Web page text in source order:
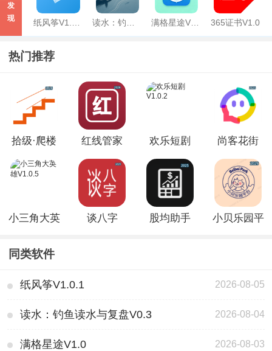
发
现
纸风筝V1.0.1 读水：钓鱼读水与复盘V0.3 满格星途V1.0 365证书V1.0
热门推荐
拾级·爬楼
红线管家
欢乐短剧
尚客花街
小三角大英
谈八字
股均助手
小贝乐园平
同类软件
纸风筝V1.0.1 2026-08-05
读水：钓鱼读水与复盘V0.3 2026-08-04
满格星途V1.0 2026-08-03